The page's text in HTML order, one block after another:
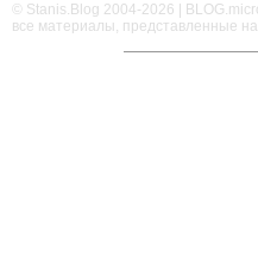
© Stanis.Blog 2004-2026 |
все материалы, представленные
———————